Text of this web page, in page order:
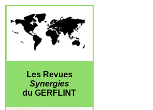
Les Revues
Synergies
du GERFLINT